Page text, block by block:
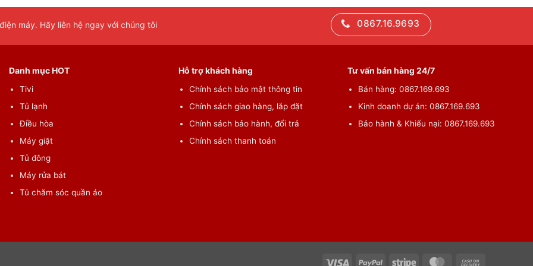
máy. Hãy liên hệ ngay với chúng tôi 0867.16.9693
Danh mục HOT
Tivi
Tủ lạnh
Điều hòa
Máy giặt
Tủ đông
Máy rửa bát
Tủ chăm sóc quần áo
Hỗ trợ khách hàng
Chính sách bảo mật thông tin
Chính sách giao hàng, lắp đặt
Chính sách bảo hành, đổi trả
Chính sách thanh toán
Tư vấn bán hàng 24/7
Bán hàng: 0867.169.693
Kinh doanh dự án: 0867.169.693
Bảo hành & Khiếu nại: 0867.169.693
Visa PayPal Stripe MasterCard